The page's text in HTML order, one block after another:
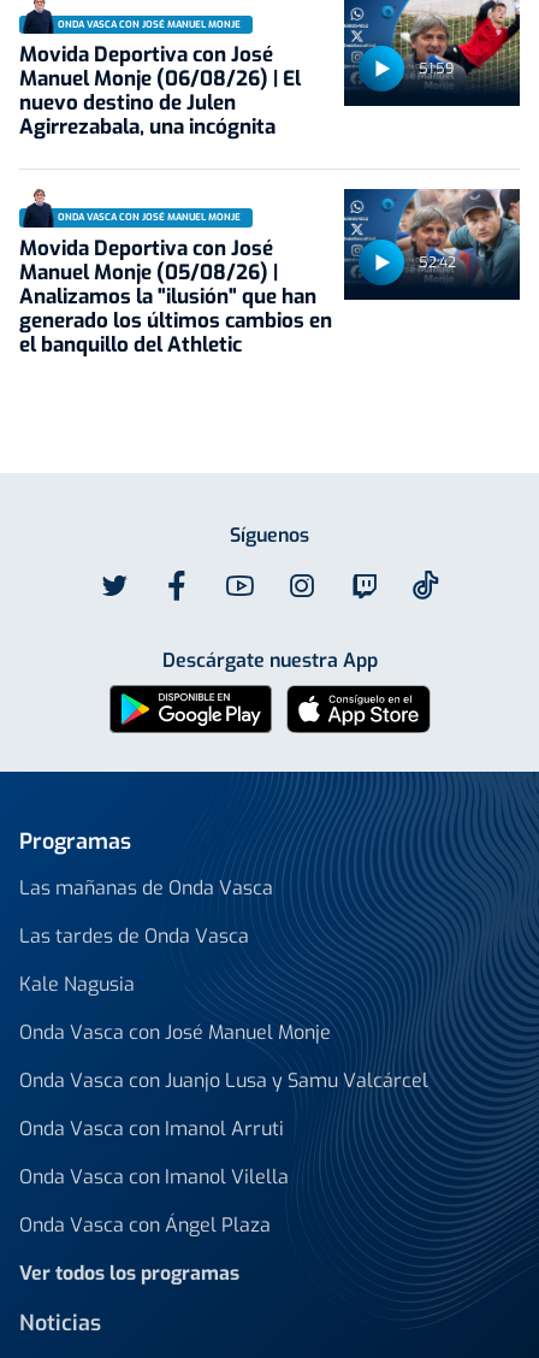
51:59
ONDA VASCA CON JOSÉ MANUEL MONJE
Movida Deportiva con José
Manuel Monje (06/08/26) | El
nuevo destino de Julen
Agirrezabala, una incógnita
52:42
ONDA VASCA CON JOSÉ MANUEL MONJE
Movida Deportiva con José
Manuel Monje (05/08/26) |
Analizamos la "ilusión" que han
generado los últimos cambios en
el banquillo del Athletic
Síguenos
Descárgate nuestra App
Programas
Las mañanas de Onda Vasca
Las tardes de Onda Vasca
Kale Nagusia
Onda Vasca con José Manuel Monje
Onda Vasca con Juanjo Lusa y Samu Valcárcel
Onda Vasca con Imanol Arruti
Onda Vasca con Imanol Vilella
Onda Vasca con Ángel Plaza
Ver todos los programas
Noticias